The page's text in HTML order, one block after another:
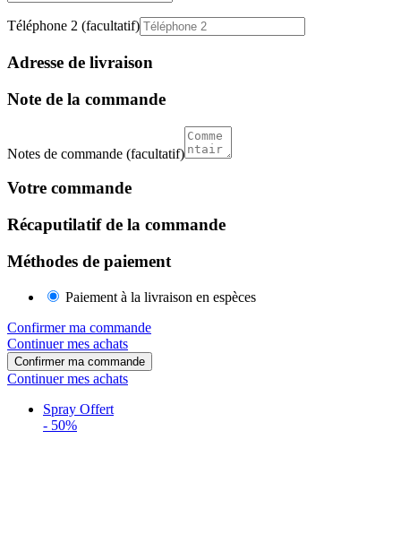
Téléphone 2 (facultatif)
Adresse de livraison
Note de la commande
Notes de commande (facultatif)
Votre commande
Récaputilatif de la commande
Méthodes de paiement
Paiement à la livraison en espèces
Confirmer ma commande
Continuer mes achats
Confirmer ma commande
Continuer mes achats
Spray Offert
- 50%